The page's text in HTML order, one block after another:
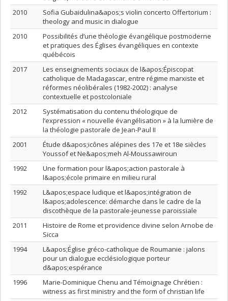
2010
Sofia Gubaidulina&apos;s violin concerto Offertorium :
theology and music in dialogue
2010
Possibilités d’une théologie évangélique postmoderne
et pratiques des Églises évangéliques en contexte
québécois
2017
Les enseignements sociaux de l&apos;Épiscopat
catholique de Madagascar, entre régime marxiste et
réformes néolibérales (1982-2002) : analyse
contextuelle et postcoloniale
2012
Systématisation du contenu théologique de
l’expression « nouvelle évangélisation » à la lumière de
la théologie pastorale de Jean-Paul II
2001
Étude d&apos;icônes alépines des 17e et 18e siècles
Youssof et Ne&apos;meh Al-Moussawiroun
1992
Une formation pour l&apos;action pastorale à
l&apos;école primaire en milieu rural
1992
L&apos;espace ludique et l&apos;intégration de
l&apos;adolescence: démarche dans le cadre de la
discothèque de la pastorale-jeunesse paroissiale
2011
Histoire de Rome et providence divine selon Arnobe de
Sicca
1994
L&apos;Église gréco-catholique de Roumanie : jalons
pour un dialogue ecclésiologique porteur
d&apos;espérance
1996
Marie-Dominique Chenu and Témoignage Chrétien :
witness as first ministry and the form of christian life